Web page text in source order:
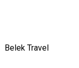
Belek Travel